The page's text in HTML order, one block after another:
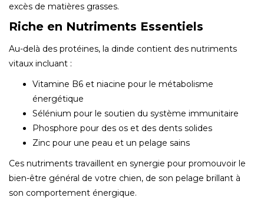
excès de matières grasses.
Riche en Nutriments Essentiels
Au-delà des protéines, la dinde contient des nutriments
vitaux incluant :
Vitamine B6 et niacine pour le métabolisme
énergétique
Sélénium pour le soutien du système immunitaire
Phosphore pour des os et des dents solides
Zinc pour une peau et un pelage sains
Ces nutriments travaillent en synergie pour promouvoir le
bien-être général de votre chien, de son pelage brillant à
son comportement énergique.